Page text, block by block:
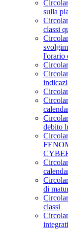
sulla
classi
l'orario
debito
di
classi